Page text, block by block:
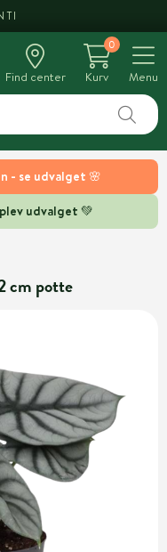
- se udvalget 🌸
udvalget 💚
Find center
0
Kurv
Menu
cm potte